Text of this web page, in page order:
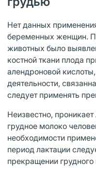
Нет данных
беременных женщин.
животных было
костной ткани плода
алендроновой
деятельности,
следует применять
Неизвестно,
грудное молоко
необходимости
период лактации
прекращении